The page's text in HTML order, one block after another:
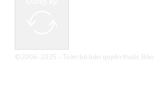
©2006-2025 - Toàn bộ bản quyền thuộc Báo